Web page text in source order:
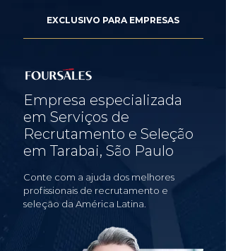
EXCLUSIVO PARA EMPRESAS
Empresa especializada
em Serviços de
Recrutamento e Seleção
em Tarabai, São Paulo
Conte com a ajuda dos melhores
profissionais de recrutamento e
seleção da América Latina.